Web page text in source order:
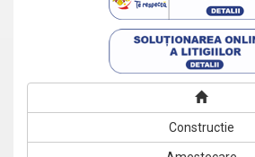
Constructie